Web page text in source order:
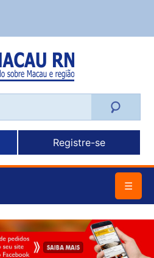
Registre-se
☰